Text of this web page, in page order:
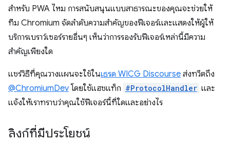
สําหรับ PWA ไหม การสนับสนุนแบบสาธารณะของคุณจะช่วยให้
ทีม Chromium จัดลําดับความสําคัญของฟีเจอร์และแสดงให้ผู้ให้
บริการเบราว์เซอร์รายอื่นๆ เห็นว่าการรองรับฟีเจอร์เหล่านี้มีความ
สําคัญเพียงใด
แชร์วิธีที่คุณวางแผนจะใช้ในเธรด WICG Discourse ส่งทวีตถึง
@ChromiumDevโดยใช้แฮชแท็ก #ProtocolHandler และ
แจ้งให้เราทราบว่าคุณใช้ฟีเจอร์นี้ที่ใดและอย่างไร
ลิงก์ที่มีประโยชน์